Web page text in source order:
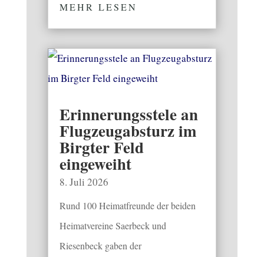
MEHR LESEN
Erinnerungsstele an
Flugzeugabsturz im
Birgter Feld
eingeweiht
8. Juli 2026
Rund 100 Heimatfreunde der beiden
Heimatvereine Saerbeck und
Riesenbeck gaben der